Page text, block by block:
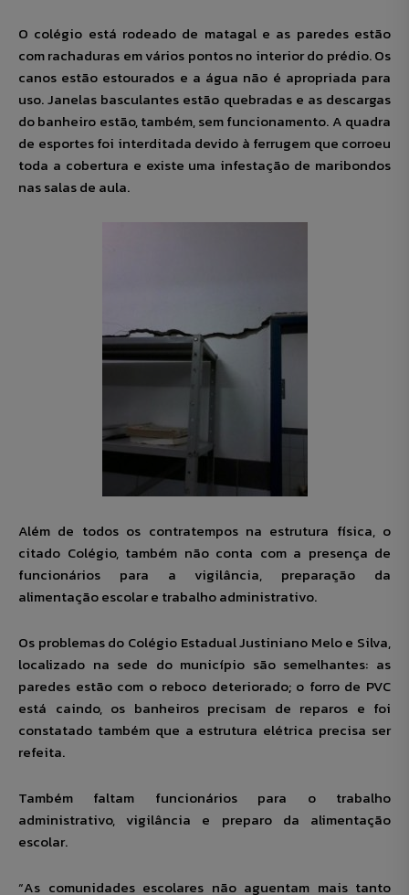
O colégio está rodeado de matagal e as paredes estão
com rachaduras em vários pontos no interior do prédio. Os
canos estão estourados e a água não é apropriada para
uso. Janelas basculantes estão quebradas e as descargas
do banheiro estão, também, sem funcionamento. A quadra
de esportes foi interditada devido à ferrugem que corroeu
toda a cobertura e existe uma infestação de maribondos
nas salas de aula.
Além de todos os contratempos na estrutura física, o
citado Colégio, também não conta com a presença de
funcionários para a vigilância, preparação da
alimentação escolar e trabalho administrativo.
Os problemas do Colégio Estadual Justiniano Melo e Silva,
localizado na sede do município são semelhantes: as
paredes estão com o reboco deteriorado; o forro de PVC
está caindo, os banheiros precisam de reparos e foi
constatado também que a estrutura elétrica precisa ser
refeita.
Também faltam funcionários para o trabalho
administrativo, vigilância e preparo da alimentação
escolar.
“As comunidades escolares não aguentam mais tanto